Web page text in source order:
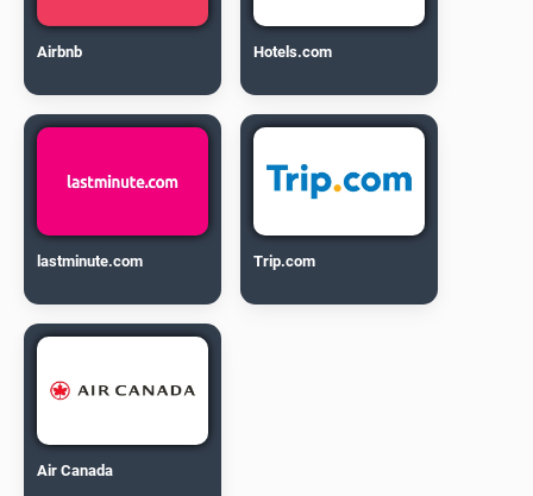
Airbnb Hotels.com
lastminute.com Trip.com
Air Canada